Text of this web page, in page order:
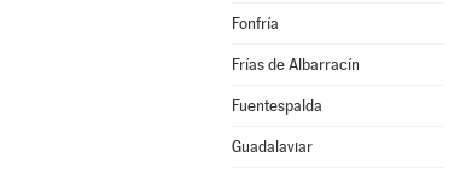
Fonfría
Frías de Albarracín
Fuentespalda
Guadalaviar